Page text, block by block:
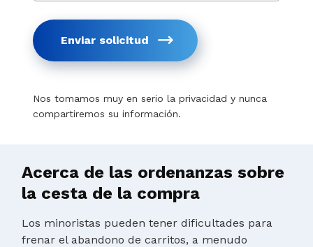
Enviar solicitud
Nos tomamos muy en serio la privacidad y nunca
compartiremos su información.
Acerca de las ordenanzas sobre
la cesta de la compra
Los minoristas pueden tener dificultades para
frenar el abandono de carritos, a menudo